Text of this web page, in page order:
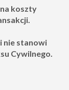
koszty
nie stanowi
Cywilnego.